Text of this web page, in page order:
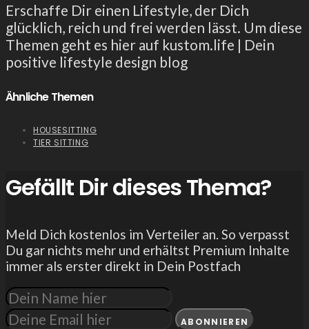
Erschaffe Dir einen Lifestyle, der Dich
glücklich, reich und frei werden lässt. Um diese
Themen geht es hier auf kustom.life | Dein
positive lifestyle design blog
Ähnliche Themen
HOUSESITTING
TIER SITTING
Gefällt Dir dieses Thema?
Meld Dich kostenlos im Verteiler an. So verpasst
Du gar nichts mehr und erhältst Premium Inhalte
immer als erster direkt in Dein Postfach
ABONNIEREN